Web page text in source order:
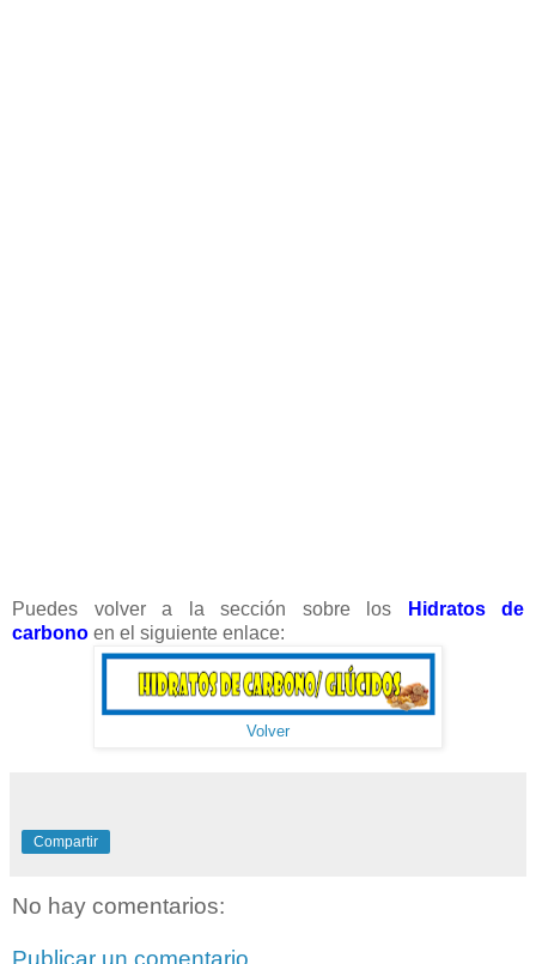
Puedes volver a la sección sobre los
Hidratos de
carbono en el siguiente enlace:
Volver
Compartir
No hay comentarios:
Publicar un comentario